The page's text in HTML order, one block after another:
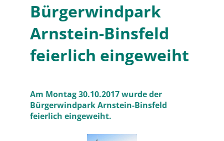
Bürgerwindpark
Arnstein-Binsfeld
feierlich eingeweiht
Am Montag 30.10.2017 wurde der
Bürgerwindpark Arnstein-Binsfeld
feierlich eingeweiht.